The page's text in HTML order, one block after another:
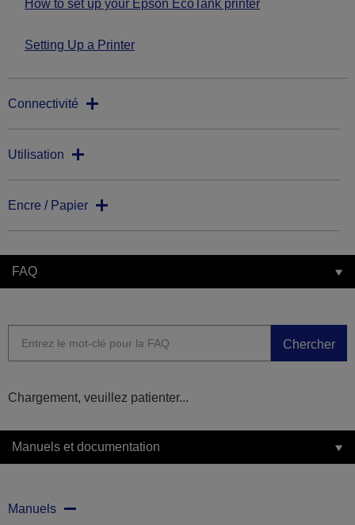
How to set up your Epson EcoTank printer
Setting Up a Printer
Connectivité
Utilisation
Encre / Papier
FAQ
Chercher
Chargement, veuillez patienter...
Manuels et documentation
Manuels